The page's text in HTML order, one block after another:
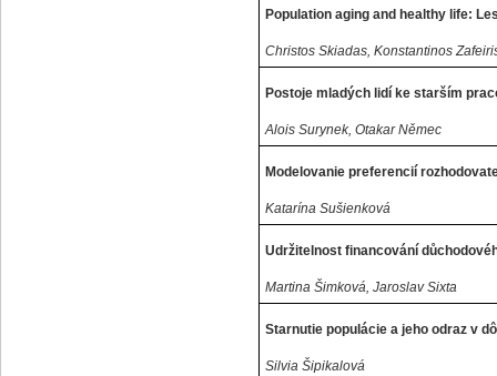
Population aging and healthy life:
Christos Skiadas, Konstantinos
Postoje mladých lidí ke starším
Alois Surynek, Otakar Němec
Modelovanie preferencií
Katarína Sušienková
Udržitelnost financování
Martina Šimková, Jaroslav Sixta
Starnutie populácie a jeho odraz v
Silvia Šipikalová